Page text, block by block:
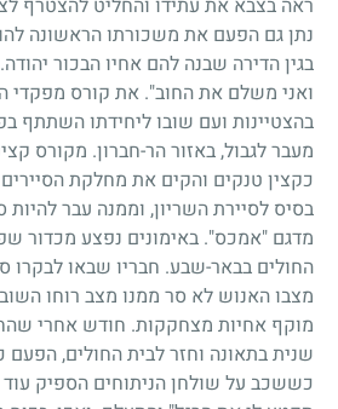
נתן גם הפעם את משכורתו הראשונה
בגין הדירה שבנה להם אחיו הבכור
ואני משלם את החוב". את קורס מפקדי
בהצטיינות ועם שובו ליחידתו השתתף
מעבר לגבול, באזור הר-חברון. מקורס
כקצין טנקים והקים את מחלקת
בסיס לסיירת השריון, וממנה עבר
מדגם "אמכס". באימונים נפצע מכדור
החולים בבאר-שבע. חבריו שבאו לבקרו
מצבו האנוש לא סר ממנו מצב רוחו
מוקף אחיות מצחקקות. חודש אחרי
שנית בתאונה וחזר לבית החולים,
כששכב על שולחן הניתוחים הספיק